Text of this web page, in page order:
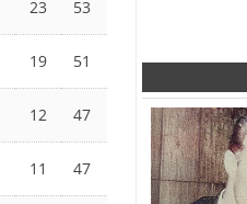
23 53
19 51
12 47
11 47